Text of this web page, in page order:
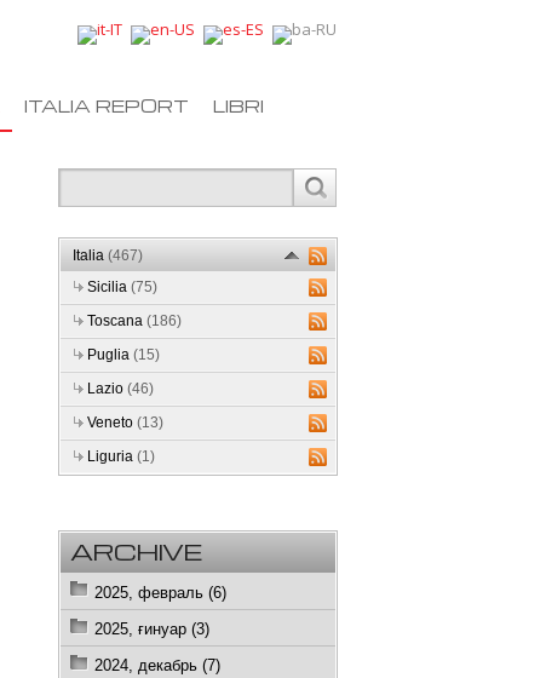
ITALIA REPORT LIBRI
Italia(467)
Sicilia(75)
Toscana(186)
Puglia(15)
Lazio(46)
Veneto(13)
Liguria(1)
ARCHIVE
2025, февраль (6)
2025, ғинуар (3)
2024, декабрь (7)